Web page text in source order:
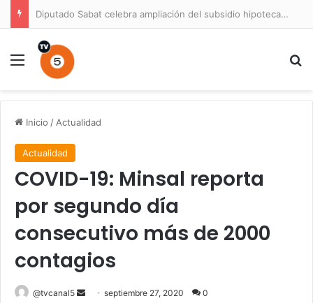
Diputado Sabat celebra ampliación del subsidio hipotecario con viviendas de hasta 6.000 UF
Menú
Inicio / Actualidad
Actualidad
COVID-19: Minsal reporta
por segundo día
consecutivo más de 2000
contagios
@tvcanal5
Sendseptiembre 27, 2020 0